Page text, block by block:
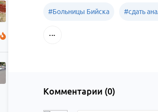
#Больницы Бийска #сдать
Комментарии (0)